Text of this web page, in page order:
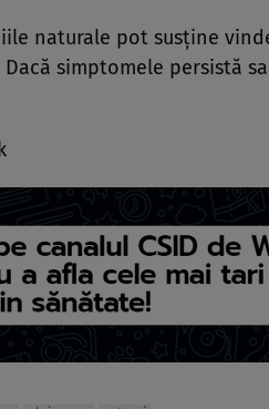
naturale pot susține
Dacă simptomele persistă